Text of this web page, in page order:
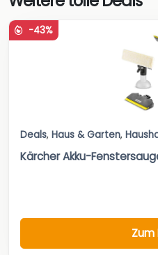
-43%
Deals, Haus & Garten,
Kärcher Akku-
Zum